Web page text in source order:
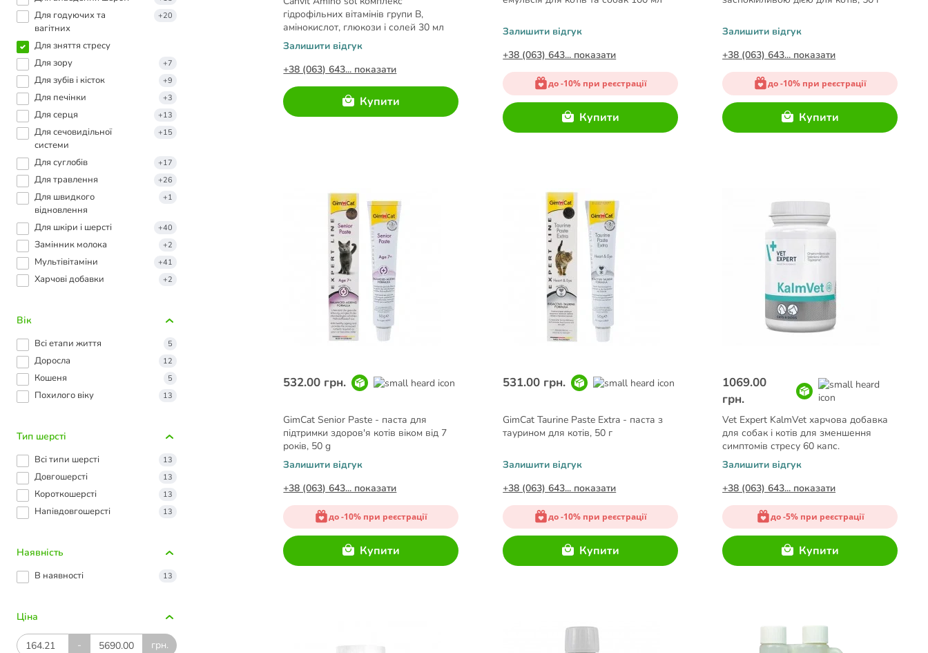
Для годуючих та
вагітних
+20
Для зняття стресу
Для зору
+7
Для зубів і кісток +9
Для печінки +3
Для серця +13
Для сечовидільної
системи
+15
Для суглобів +17
Для травлення +26
Для швидкого
відновлення
+1
Для шкіри і шерсті +40
Замінник молока +2
Мультівітаміни +41
Харчові добавки +2
Вік
Всі етапи життя 5
Доросла 12
Кошеня 5
Похилого віку 13
Тип шерсті
Всі типи шерсті 13
Довгошерсті 13
Короткошерсті 13
Напівдовгошерсті 13
Наявність
В наявності 13
Ціна
- грн.
гідрофільних вітамінів групи В,
амінокислот, глюкози і солей 30 мл
Залишити відгук
+38 (063) 643... показати
Купити
Залишити відгук
+38 (063) 643... показати
до -10% при реєстрації
Купити
Залишити відгук
+38 (063) 643... показати
до -10% при реєстрації
Купити
532.00 грн.
GimCat Senior Paste - паста для
підтримки здоров'я котів віком від 7
років, 50 g
Залишити відгук
+38 (063) 643... показати
до -10% при реєстрації
Купити
531.00 грн.
GimCat Taurine Paste Extra - паста з
таурином для котів, 50 г
Залишити відгук
+38 (063) 643... показати
до -10% при реєстрації
Купити
1069.00
грн.
Vet Expert KalmVet харчова добавка
для собак і котів для зменшення
симптомів стресу 60 капс.
Залишити відгук
+38 (063) 643... показати
до -5% при реєстрації
Купити